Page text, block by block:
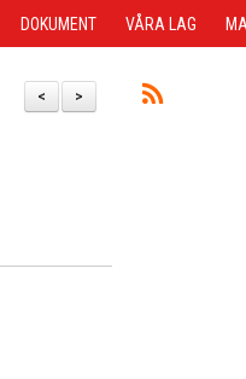
DOKUMENT VÅRA LAG
>
<